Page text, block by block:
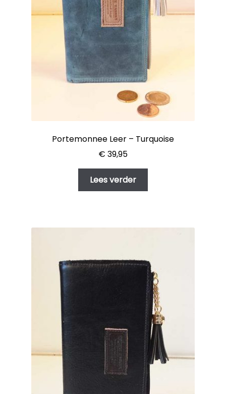
Portemonnee Leer – Turquoise
€ 39,95
Lees verder